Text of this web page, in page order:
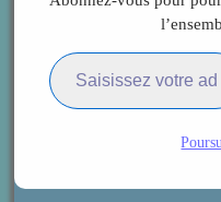
Saisissez votre adresse e-mail…